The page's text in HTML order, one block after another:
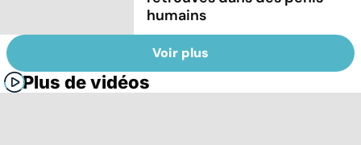
humains
Voir plus
Plus de vidéos